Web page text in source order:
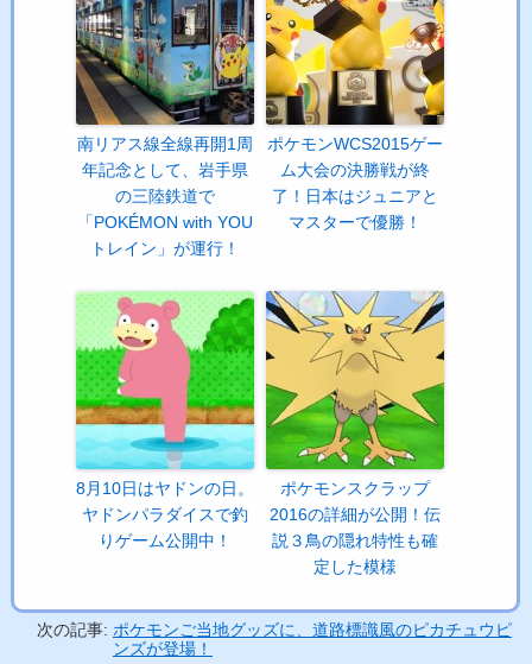
南リアス線全線再開1周
年記念として、岩手県
の三陸鉄道で
「POKÉMON with YOU
トレイン」が運行！
ポケモンWCS2015ゲー
ム大会の決勝戦が終
了！日本はジュニアと
マスターで優勝！
8月10日はヤドンの日。
ヤドンパラダイスで釣
りゲーム公開中！
ポケモンスクラップ
2016の詳細が公開！伝
説３鳥の隠れ特性も確
定した模様
次の記事: ポケモンご当地グッズに、道路標識風のピカチュウピ
ンズが登場！